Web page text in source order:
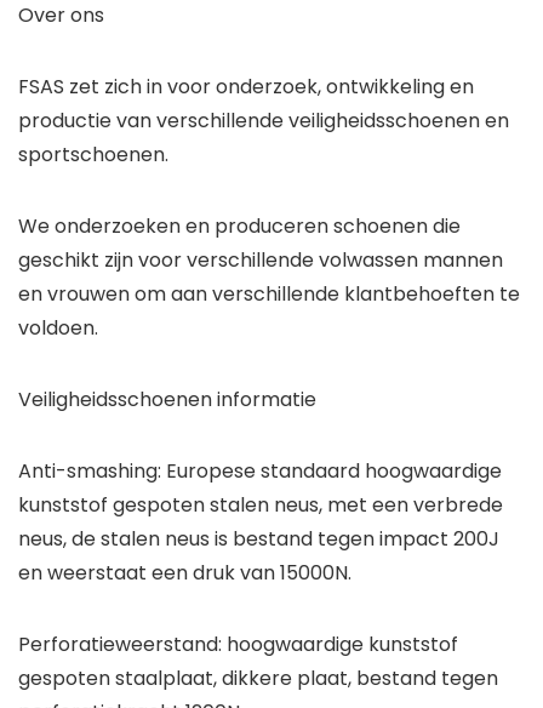
Over ons
FSAS zet zich in voor onderzoek, ontwikkeling en
productie van verschillende veiligheidsschoenen en
sportschoenen.
We onderzoeken en produceren schoenen die
geschikt zijn voor verschillende volwassen mannen
en vrouwen om aan verschillende klantbehoeften te
voldoen.
Veiligheidsschoenen informatie
Anti-smashing: Europese standaard hoogwaardige
kunststof gespoten stalen neus, met een verbrede
neus, de stalen neus is bestand tegen impact 200J
en weerstaat een druk van 15000N.
Perforatieweerstand: hoogwaardige kunststof
gespoten staalplaat, dikkere plaat, bestand tegen